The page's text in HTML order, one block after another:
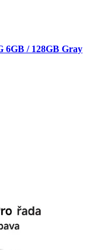
6GB / 128GB Gray